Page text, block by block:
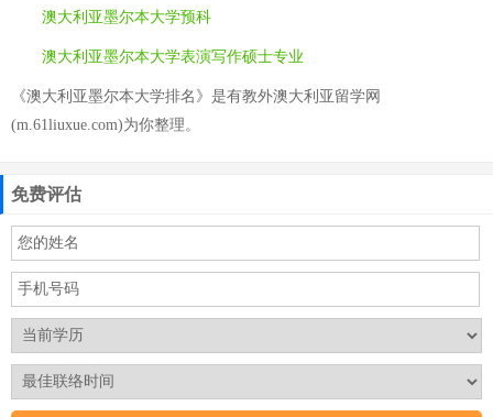
澳大利亚墨尔本大学预科
澳大利亚墨尔本大学表演写作硕士专业
《澳大利亚墨尔本大学排名》是有教外澳大利亚留学网
(m.61liuxue.com)为你整理。
免费评估